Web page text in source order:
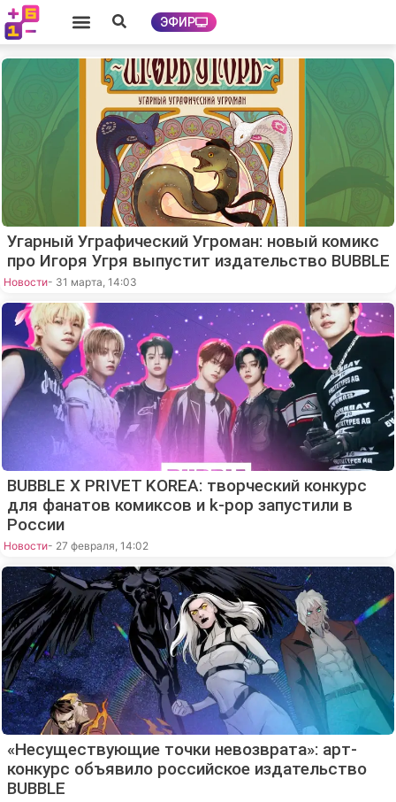
ЭФИР
Угарный Уграфический Угроман: новый комикс
про Игоря Угря выпустит издательство BUBBLE
Новости- 31 марта, 14:03
BUBBLE X PRIVET KOREA: творческий конкурс
для фанатов комиксов и k-pop запустили в
России
Новости- 27 февраля, 14:02
«Несуществующие точки невозврата»: арт-
конкурс объявило российское издательство
BUBBLE